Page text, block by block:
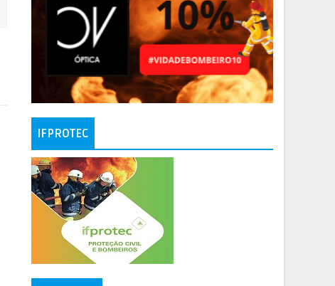
IFPROTEC